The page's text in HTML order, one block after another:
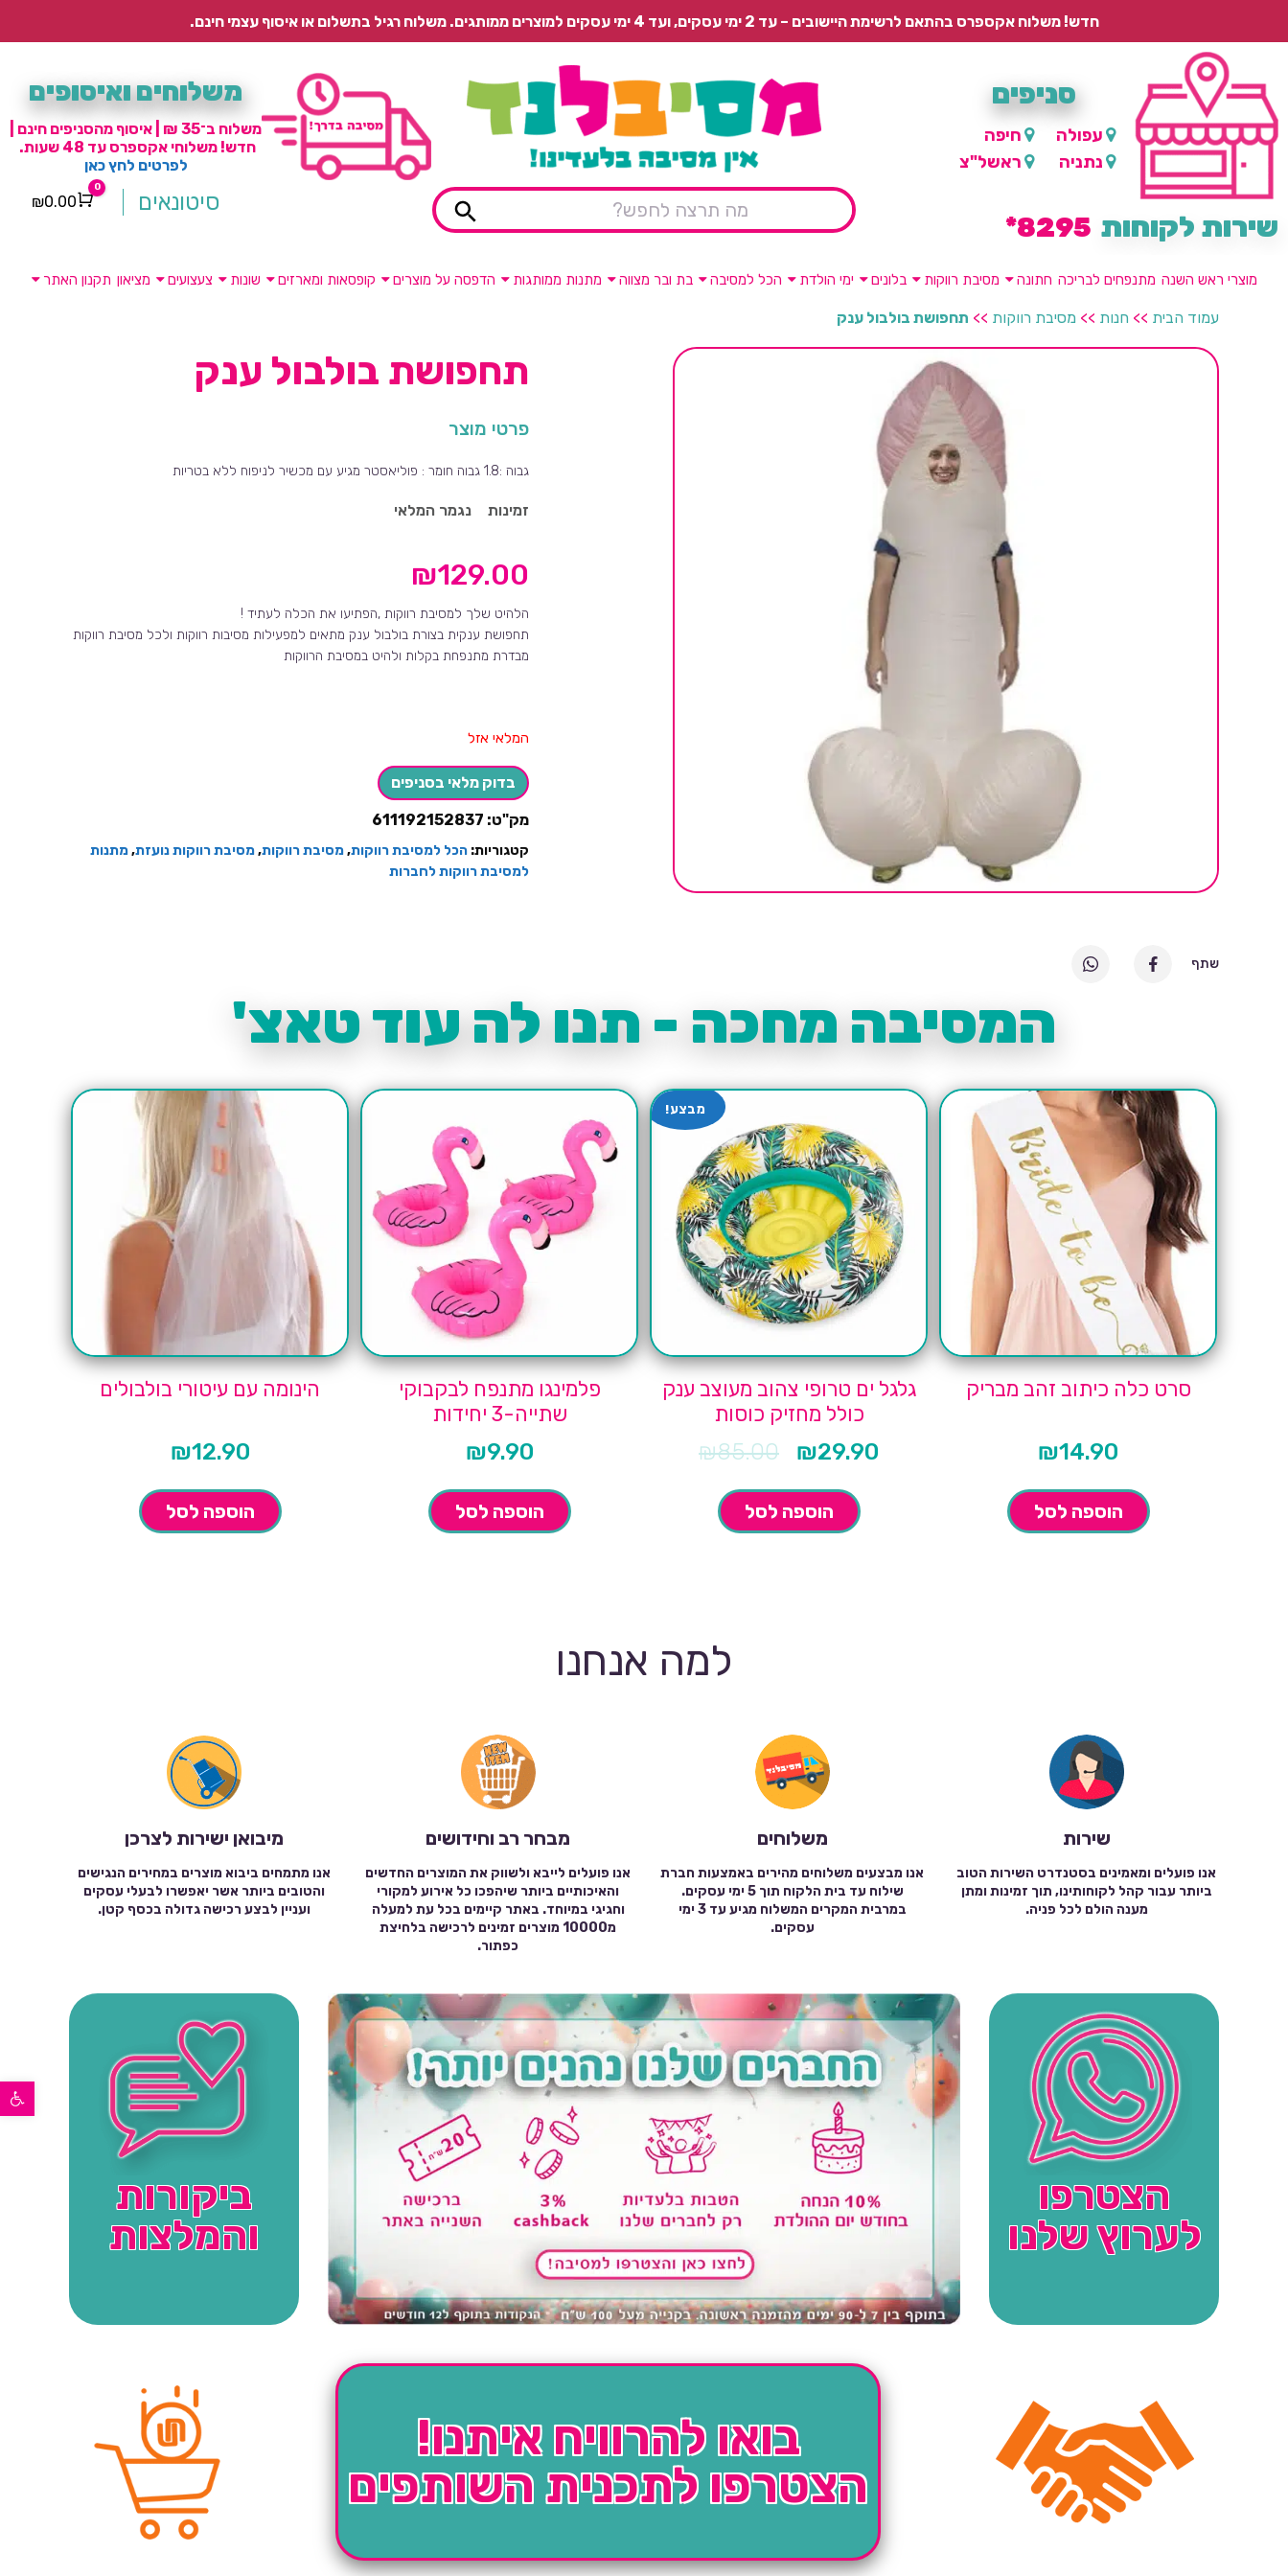
פתח סרגל נגישות
חדש! משלוח אקספרס בהתאם לרשימת היישובים – עד 2 ימי עסקים, ועד 4 ימי עסקים למוצרים ממותגים. משלוח רגיל בתשלום או איסוף עצמי חינם.
סניפים
עפולה
חיפה
נתניה
ראשל"צ
שירות לקוחות 8295*
משלוחים ואיסופים
משלוח ב־35 ₪ | איסוף מהסניפים חינם |
חדש! משלוחי אקספרס עד 48 שעות.
לפרטים לחץ כאן
סיטונאים Cart
0
₪0.00
מוצרי ראש השנה מתנפחים לבריכה חתונה מסיבת רווקות בלונים ימי הולדת הכל למסיבה בת ובר מצווה מתנות ממותגות הדפסה על מוצרים קופסאות ומארזים שונות צעצועים מציאון תקנון האתר
עמוד הבית >> חנות >> מסיבת רווקות >> תחפושת בולבול ענק
שתף
תחפושת בולבול ענק
פרטי מוצר
גבוה :1.8 גבוה חומר : פוליאסטר מגיע עם מכשיר לניפוח ללא בטריות
זמינות נגמר המלאי
₪129.00
הלהיט שלך למסיבת רווקות ,הפתיעו את הכלה לעתיד !
תחפושת ענקית בצורת בולבול ענק מתאים למפעילות מסיבות רווקות ולכל מסיבת רווקות
מבדרת מתנפחת בקלות ולהיט במסיבת הרווקות
המלאי אזל
בדוק מלאי בסניפים
מק"ט: 611192152837
קטגוריות: הכל למסיבת רווקות,מסיבת רווקות,מסיבת רווקות נועזת,מתנות
למסיבת רווקות לחברות
המסיבה מחכה - תנו לה עוד טאצ'
סרט כלה כיתוב זהב מבריק
₪14.90
הוספה לסל
מבצע!
גלגל ים טרופי צהוב מעוצב ענק
כולל מחזיק כוסות
₪85.00
המחיר
המקורי
₪85.00.
₪29.90
הוספה לסל
פלמינגו מתנפח לבקבוקי
שתייה-3 יחידות
₪9.90
הוספה לסל
הינומה עם עיטורי בולבולים
₪12.90
הוספה לסל
למה אנחנו
שירות
אנו פועלים ומאמינים בסטנדרט השירות הטוב
ביותר עבור קהל לקוחותינו, תוך זמינות ומתן
מענה הולם לכל פניה.
משלוחים
אנו מבצעים משלוחים מהירים באמצעות חברת
שילוח עד בית הלקוח תוך 5 ימי עסקים.
במרבית המקרים המשלוח מגיע עד 3 ימי
עסקים.
מבחר רב וחידושים
אנו פועלים לייבא ולשווק את המוצרים החדשים
והאיכותיים ביותר שיהפכו כל אירוע למקורי
וחגיגי במיוחד. באתר קיימים בכל עת למעלה
מ10000 מוצרים זמינים לרכישה בלחיצת
כפתור.
מיבואן ישירות לצרכן
אנו מתמחים ביבוא מוצרים במחירים הנגישים
והטובים ביותר אשר יאפשרו לבעלי עסקים
ועניין לבצע רכישה גדולה בכסף קטן.
הצטרפו
לערוץ שלנו
ביקורות
והמלצות
בואו להרוויח איתנו!
הצטרפו לתכנית השותפים